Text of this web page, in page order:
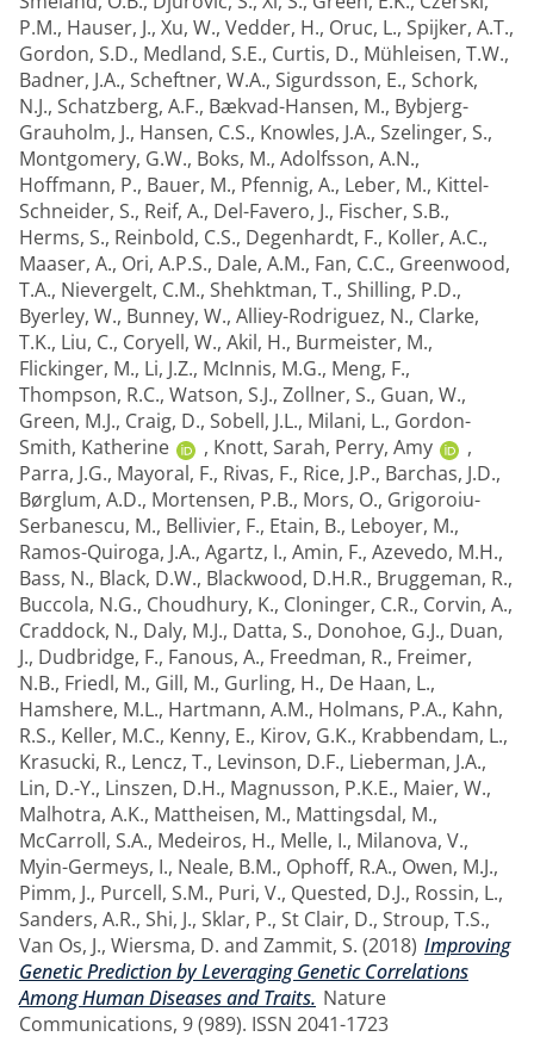
P.M., Hauser, J., Xu, W., Vedder, H., Oruc, L., Spijker, A.T.,
Gordon, S.D., Medland, S.E., Curtis, D., Mühleisen, T.W.,
Badner, J.A., Scheftner, W.A., Sigurdsson, E., Schork,
N.J., Schatzberg, A.F., Bækvad-Hansen, M., Bybjerg-
Grauholm, J., Hansen, C.S., Knowles, J.A., Szelinger, S.,
Montgomery, G.W., Boks, M., Adolfsson, A.N.,
Hoffmann, P., Bauer, M., Pfennig, A., Leber, M., Kittel-
Schneider, S., Reif, A., Del-Favero, J., Fischer, S.B.,
Herms, S., Reinbold, C.S., Degenhardt, F., Koller, A.C.,
Maaser, A., Ori, A.P.S., Dale, A.M., Fan, C.C., Greenwood,
T.A., Nievergelt, C.M., Shehktman, T., Shilling, P.D.,
Byerley, W., Bunney, W., Alliey-Rodriguez, N., Clarke,
T.K., Liu, C., Coryell, W., Akil, H., Burmeister, M.,
Flickinger, M., Li, J.Z., McInnis, M.G., Meng, F.,
Thompson, R.C., Watson, S.J., Zollner, S., Guan, W.,
Green, M.J., Craig, D., Sobell, J.L., Milani, L., Gordon-
Smith, Katherine
, Knott, Sarah, Perry, Amy
,
Parra, J.G., Mayoral, F., Rivas, F., Rice, J.P., Barchas, J.D.,
Børglum, A.D., Mortensen, P.B., Mors, O., Grigoroiu-
Serbanescu, M., Bellivier, F., Etain, B., Leboyer, M.,
Ramos-Quiroga, J.A., Agartz, I., Amin, F., Azevedo, M.H.,
Bass, N., Black, D.W., Blackwood, D.H.R., Bruggeman, R.,
Buccola, N.G., Choudhury, K., Cloninger, C.R., Corvin, A.,
Craddock, N., Daly, M.J., Datta, S., Donohoe, G.J., Duan,
J., Dudbridge, F., Fanous, A., Freedman, R., Freimer,
N.B., Friedl, M., Gill, M., Gurling, H., De Haan, L.,
Hamshere, M.L., Hartmann, A.M., Holmans, P.A., Kahn,
R.S., Keller, M.C., Kenny, E., Kirov, G.K., Krabbendam, L.,
Krasucki, R., Lencz, T., Levinson, D.F., Lieberman, J.A.,
Lin, D.-Y., Linszen, D.H., Magnusson, P.K.E., Maier, W.,
Malhotra, A.K., Mattheisen, M., Mattingsdal, M.,
McCarroll, S.A., Medeiros, H., Melle, I., Milanova, V.,
Myin-Germeys, I., Neale, B.M., Ophoff, R.A., Owen, M.J.,
Pimm, J., Purcell, S.M., Puri, V., Quested, D.J., Rossin, L.,
Sanders, A.R., Shi, J., Sklar, P., St Clair, D., Stroup, T.S.,
Van Os, J., Wiersma, D. and Zammit, S. (2018) Improving
Genetic Prediction by Leveraging Genetic Correlations
Among Human Diseases and Traits. Nature
Communications, 9 (989). ISSN 2041-1723